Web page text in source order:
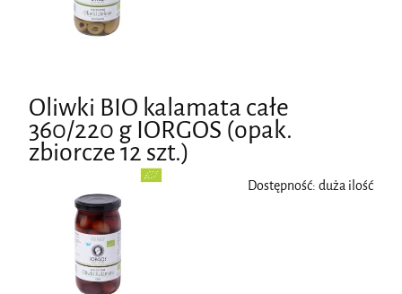
Oliwki BIO kalamata całe
360/220 g IORGOS (opak.
zbiorcze 12 szt.)
Dostępność: duża ilość